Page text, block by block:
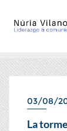
CRISIS
03/08/
La